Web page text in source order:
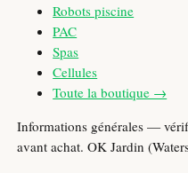
Robots piscine
PAC
Spas
Cellules
Toute la boutique →
Informations générales —
avant achat. OK Jardin